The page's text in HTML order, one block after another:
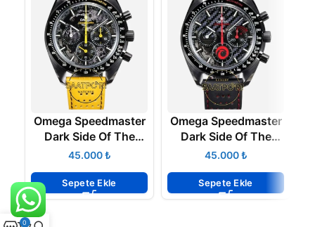
Omega Speedmaster
Dark Side Of The
Moon Yellow Apollo 8
Clone ETA
₺
Sepete Ekle
Omega Speedmaster
Dark Side Of The
Moon Alinghi Calibre
ETA
₺
Sepete Ekle
0